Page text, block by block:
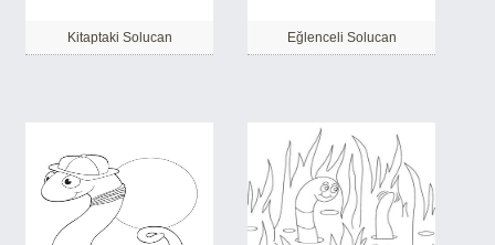
Kitaptaki Solucan Eğlenceli Solucan